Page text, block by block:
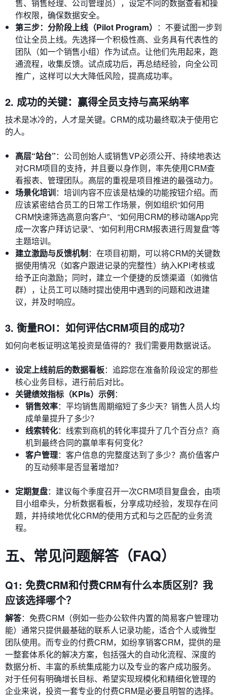
售、销售经理、公司管理员），设定不同的数据查看和操
作权限，确保数据安全。
第三步：分阶段上线（Pilot Program） ：不要试图一步到
位让全员上线。先选择一个积极性高、业务具有代表性的
团队（如一个销售小组）作为试点。让他们先用起来，跑
通流程，收集反馈。试点成功后，再总结经验，向全公司
推广，这样可以大大降低风险，提高成功率。
2. 成功的关键：赢得全员支持与高采纳率
技术是冰冷的，人才是关键。CRM的成功最终取决于使用它
的人。
高层“站台”：公司创始人或销售VP必须公开、持续地表达
对CRM项目的支持，并且要以身作则，率先使用CRM查
看报表、管理团队。高层的重视是项目推进的最强动力。
场景化培训：培训内容不应该是枯燥的功能按钮介绍。而
应该紧密结合员工的日常工作场景，例如组织“如何用
CRM快速筛选高意向客户”、“如何用CRM的移动端App完
成一次客户拜访记录”、“如何利用CRM报表进行周复盘”等
主题培训。
建立激励与反馈机制：在项目初期，可以将CRM的关键数
据使用情况（如客户跟进记录的完整性）纳入KPI考核或
给予正向激励；同时，建立一个便捷的反馈渠道（如微信
群），让员工可以随时提出使用中遇到的问题和改进建
议，并及时响应。
3. 衡量ROI：如何评估CRM项目的成功？
如何向老板证明这笔投资是值得的？我们需要用数据说话。
设定上线前后的数据看板：追踪您在准备阶段设定的那些
核心业务目标，进行前后对比。
关键绩效指标（KPIs）示例：
销售效率：平均销售周期缩短了多少天？销售人员人均
成单量提升了多少？
线索转化：线索到商机的转化率提升了几个百分点？商
机到最终合同的赢单率有何变化？
客户管理：客户信息的完整度达到了多少？高价值客户
的互动频率是否显著增加？
定期复盘：建议每个季度召开一次CRM项目复盘会，由项
目小组牵头，分析数据看板，分享成功经验，发现存在问
题，并持续地优化CRM的使用方式和与之匹配的业务流
程。
五、常见问题解答（FAQ）
Q1: 免费CRM和付费CRM有什么本质区别？我
应该选择哪个？
解答：免费CRM（例如一些办公软件内置的简易客户管理功
能）通常只提供最基础的联系人记录功能，适合个人或微型
团队使用。而专业的付费CRM，如纷享销客CRM，提供的是
一整套体系化的解决方案，包括强大的自动化流程、深度的
数据分析、丰富的系统集成能力以及专业的客户成功服务。
对于任何有明确增长目标、希望实现规模化和精细化管理的
企业来说，投资一套专业的付费CRM是必要且明智的选择。